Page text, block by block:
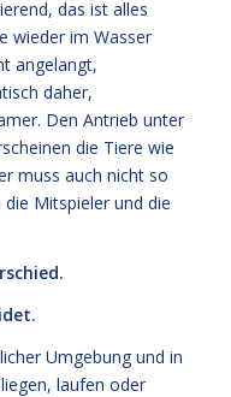
das ist alles
wieder im Wasser
angelangt,
daher,
Den Antrieb unter
die Tiere wie
muss auch nicht so
Mitspieler und die
Umgebung und in
laufen oder